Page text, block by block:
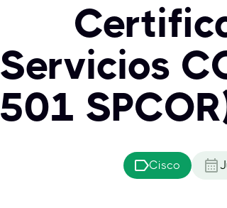
Servicios
501
Cisco